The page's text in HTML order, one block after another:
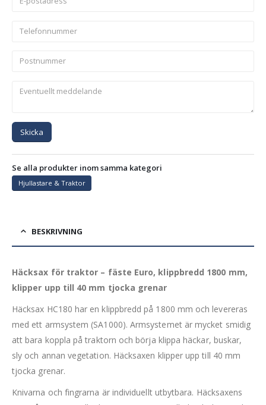
Skicka
Se alla produkter inom samma kategori
Hjullastare & Traktor
BESKRIVNING
Häcksax för traktor – fäste Euro, klippbredd 1800 mm,
klipper upp till 40 mm tjocka grenar
Häcksax HC180 har en klippbredd på 1800 mm och levereras
med ett armsystem (SA1000). Armsystemet är mycket smidig
att bara koppla på traktorn och börja klippa häckar, buskar,
sly och annan vegetation. Häcksaxen klipper upp till 40 mm
tjocka grenar.
Knivarna och fingrarna är individuellt utbytbara. Häcksaxens